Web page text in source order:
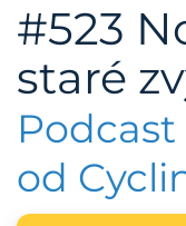
#523
staré
od